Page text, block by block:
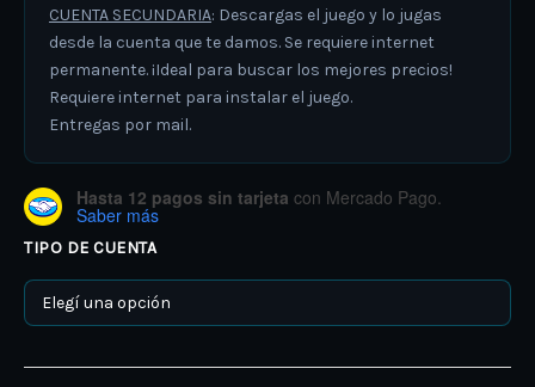
CUENTA SECUNDARIA: Descargas el juego y lo jugas
desde la cuenta que te damos. Se requiere internet
permanente. ¡Ideal para buscar los mejores precios!
Requiere internet para instalar el juego.
Entregas por mail.
Hasta 12 pagos sin tarjeta con Mercado Pago.
Saber más
TIPO DE CUENTA